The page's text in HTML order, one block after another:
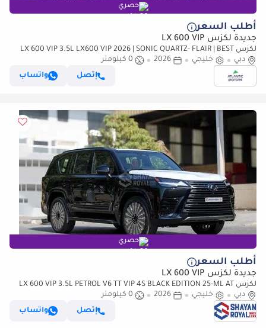
حصري
أطلب السعر
جديدة لكزس LX 600 VIP
لكزس LX 600 VIP 3.5L LX600 VIP 2026 | SONIC QUARTZ- FLAIR | BEST
EXPORT PRICE (للتصدير فقط)
دبي خليجي 2026
0 كيلومتر
إتصل
واتساب
حصري
أطلب السعر
جديدة لكزس LX 600 VIP
لكزس LX 600 VIP 3.5L PETROL V6 TT VIP 4S BLACK EDITION 25-ML AT
2026MY
دبي خليجي 2026
0 كيلومتر
إتصل
واتساب